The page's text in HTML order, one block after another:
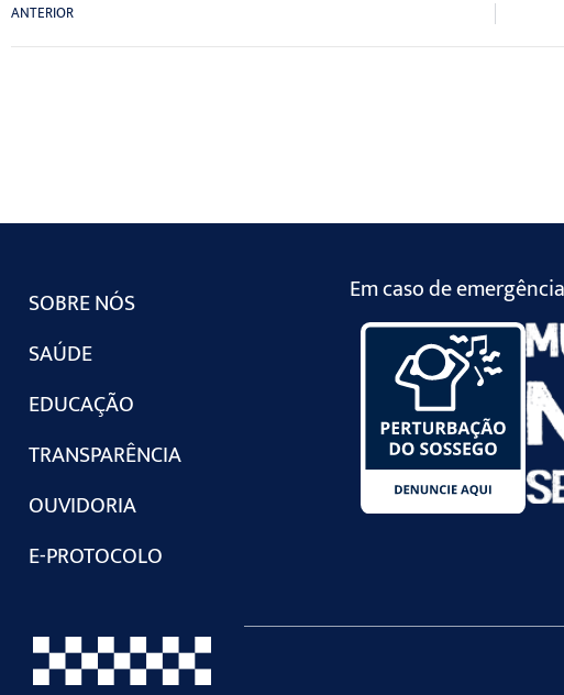
ANTERIOR
SOBRE NÓS
SAÚDE
EDUCAÇÃO
TRANSPARÊNCIA
OUVIDORIA
E-PROTOCOLO
Em caso de